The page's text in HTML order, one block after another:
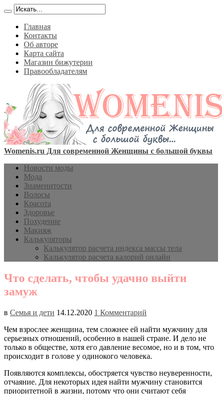
Главная
Контакты
Об авторе
Карта сайта
Магазин бижутерии
Правообладателям
Womenis.ru Для современной Женщины с большой буквы
Новости моды
Мода
Знаменитости
Волосы
Красота
Здоровье
Похудение
Макияж
Калькуляторы
Калькулятор расчета индекса массы тела
Калькулятор расчета калорий онлайн
Что сделать, чтобы удачно выйти
замуж
в Семья и дети 14.12.2020 1 Комментарий
Чем взрослее женщина, тем сложнее ей найти мужчину для
серьезных отношений, особенно в нашей стране. И дело не
только в обществе, хотя его давление весомое, но и в том, что
происходит в голове у одинокого человека.
Появляются комплексы, обостряется чувство неуверенности,
отчаяние. Для некоторых идея найти мужчину становится
приоритетной в жизни, потому что они считают себя